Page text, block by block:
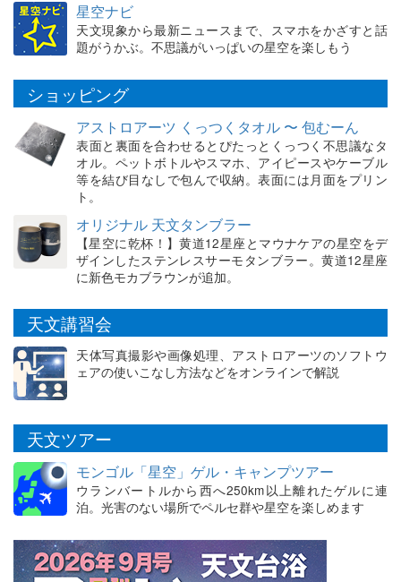
星空ナビ
天文現象から最新ニュースまで、スマホをかざすと話
題がうかぶ。不思議がいっぱいの星空を楽しもう
ショッピング
アストロアーツ くっつくタオル 〜 包むーん
表面と裏面を合わせるとぴたっとくっつく不思議なタ
オル。ペットボトルやスマホ、アイピースやケーブル
等を結び目なしで包んで収納。表面には月面をプリン
ト。
オリジナル 天文タンブラー
【星空に乾杯！】黄道12星座とマウナケアの星空をデ
ザインしたステンレスサーモタンブラー。黄道12星座
に新色モカブラウンが追加。
天文講習会
天体写真撮影や画像処理、アストロアーツのソフトウ
ェアの使いこなし方法などをオンラインで解説
天文ツアー
モンゴル「星空」ゲル・キャンプツアー
ウランバートルから西へ250km以上離れたゲルに連
泊。光害のない場所でペルセ群や星空を楽しめます